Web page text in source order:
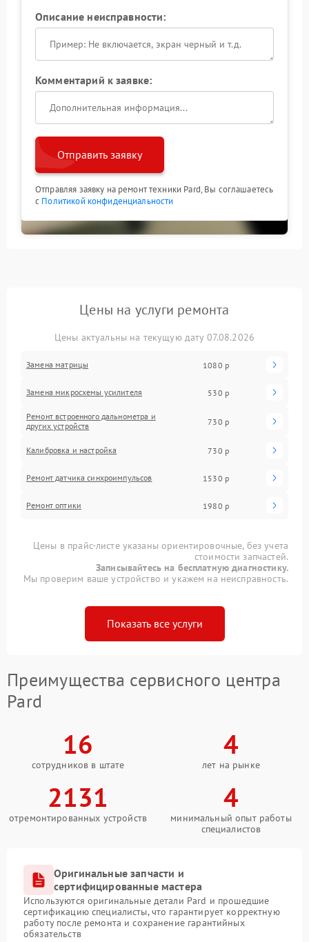
Описание неисправности:
Комментарий к заявке:
Отправить заявку
Отправляя заявку на ремонт техники Pard, Вы соглашаетесь
с Политикой конфиденциальности
Цены на услуги ремонта
Цены актуальны на текущую дату 07.08.2026
Замена матрицы 1080 р
Замена микросхемы усилителя 530 р
Ремонт встроенного дальнометра и
других устройств
730 р
Калибровка и настройка 730 р
Ремонт датчика синхроимпульсов 1530 р
Ремонт оптики 1980 р
Цены в прайс-листе указаны ориентировочные, без учета
стоимости запчастей.
Записывайтесь на бесплатную диагностику.
Мы проверим ваше устройство и укажем на неисправность.
Показать все услуги
Преимущества сервисного центра
Pard
16
сотрудников в штате
4
лет на рынке
2131
отремонтированных устройств
4
минимальный опыт работы
специалистов
Оригинальные запчасти и
сертифицированные мастера
Используются оригинальные детали Pard и прошедшие
сертификацию специалисты, что гарантирует корректную
работу после ремонта и сохранение гарантийных
обязательств